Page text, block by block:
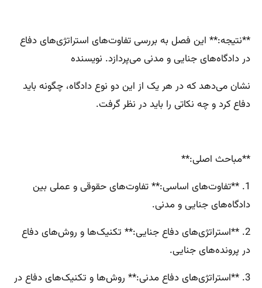
**نتیجه:** این فصل به بررسی تفاوت‌های استراتژی‌های دفاع
در دادگاه‌های جنایی و مدنی می‌پردازد. نویسنده
نشان می‌دهد که در هر یک از این دو نوع دادگاه، چگونه باید
دفاع کرد و چه نکاتی را باید در نظر گرفت.
**مباحث اصلی:**
1. **تفاوت‌های اساسی:** تفاوت‌های حقوقی و عملی بین
دادگاه‌های جنایی و مدنی.
2. **استراتژی‌های دفاع جنایی:** تکنیک‌ها و روش‌های دفاع
در پرونده‌های جنایی.
3. **استراتژی‌های دفاع مدنی:** روش‌ها و تکنیک‌های دفاع در